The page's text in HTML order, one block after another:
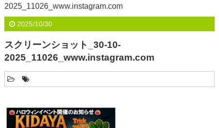
2025_11026_www.instagram.com
2025/10/30
スクリーンショット_30-10-
2025_11026_www.instagram.com